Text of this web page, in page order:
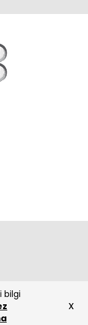
bilgi
x